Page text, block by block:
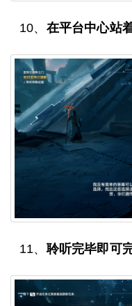
10、 在平台中心站
11、 聆听完毕即可